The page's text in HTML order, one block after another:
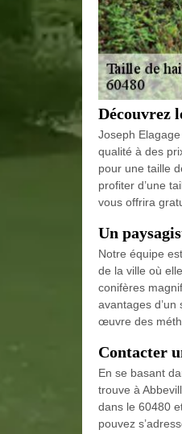
Découvrez
Joseph
qualité à des
pour une taille
profiter d’une
vous offrira
Un
Notre équipe
de la ville où
conifères
avantages
œuvre des
Contacter
En se basant
trouve à
dans le 60480
pouvez